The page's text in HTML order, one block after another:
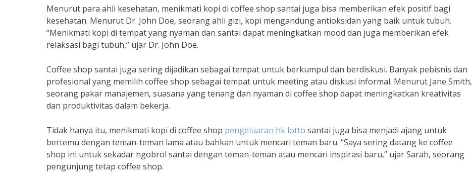
Menurut para ahli kesehatan, menikmati kopi di coffee shop santai juga bisa memberikan efek positif bagi
kesehatan. Menurut Dr. John Doe, seorang ahli gizi, kopi mengandung antioksidan yang baik untuk tubuh.
“Menikmati kopi di tempat yang nyaman dan santai dapat meningkatkan mood dan juga memberikan efek
relaksasi bagi tubuh,” ujar Dr. John Doe.
Coffee shop santai juga sering dijadikan sebagai tempat untuk berkumpul dan berdiskusi. Banyak pebisnis dan
profesional yang memilih coffee shop sebagai tempat untuk meeting atau diskusi informal. Menurut Jane Smith,
seorang pakar manajemen, suasana yang tenang dan nyaman di coffee shop dapat meningkatkan kreativitas
dan produktivitas dalam bekerja.
Tidak hanya itu, menikmati kopi di coffee shop pengeluaran hk lotto santai juga bisa menjadi ajang untuk
bertemu dengan teman-teman lama atau bahkan untuk mencari teman baru. “Saya sering datang ke coffee
shop ini untuk sekadar ngobrol santai dengan teman-teman atau mencari inspirasi baru,” ujar Sarah, seorang
pengunjung tetap coffee shop.